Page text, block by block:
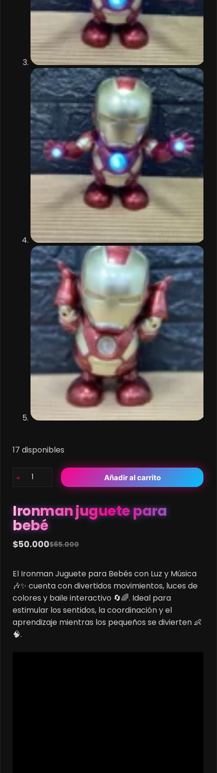
17 disponibles
Ironman
bebé
cantidad
Añadir al carrito
Ironman juguete para
bebé
$65.000
Original
was:
$65.000.
$50.000Current
is:
$50.000.
El Ironman Juguete para Bebés con Luz y Música
🎶✨ cuenta con divertidos movimientos, luces de
colores y baile interactivo 🔄🌈. Ideal para
estimular los sentidos, la coordinación y el
aprendizaje mientras los pequeños se divierten 👶
🧠.